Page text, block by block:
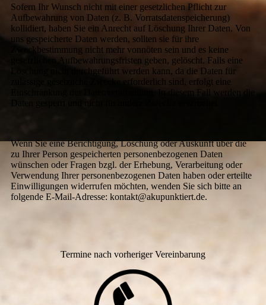
Sofern Ihr Wunsch nicht mit einer gesetzlichen Pflicht zur
Aufbewahrung von Daten (z. B. Vorratsdatenspeicherung)
kollidiert, haben Sie ein Anrecht auf Löschung Ihrer Daten. Von
uns gespeicherte Daten werden, sollten sie für ihre
Zweckbestimmung nicht mehr vonnöten sein und es keine
gesetzlichen Aufbewahrungsfristen geben, gelöscht. Falls eine
Löschung nicht durchgeführt werden kann, da die Daten für
zulässige gesetzliche Zwecke erforderlich sind, erfolgt eine
Einschränkung der Datenverarbeitung. In diesem Fall werden die
Wenn Sie eine Berichtigung, Löschung oder Auskunft über die
zu Ihrer Person gespeicherten personenbezogenen Daten
wünschen oder Fragen bzgl. der Erhebung, Verarbeitung oder
Verwendung Ihrer personenbezogenen Daten haben oder erteilte
Einwilligungen widerrufen möchten, wenden Sie sich bitte an
folgende E-Mail-Adresse: kontakt@akupunktiert.de.
Termine nach vorheriger Vereinbarung